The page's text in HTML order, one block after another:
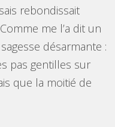
rebondissait
me l’a dit un
désarmante :
pas gentilles sur
que la moitié de